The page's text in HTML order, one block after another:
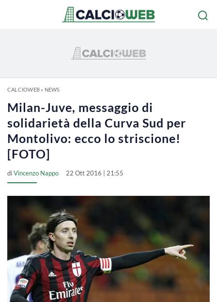
CALCIOWEB» NEWS
Milan-Juve, messaggio di
solidarietà della Curva Sud per
Montolivo: ecco lo striscione!
[FOTO]
diVincenzo Nappo 22 Ott 2016 | 21:55